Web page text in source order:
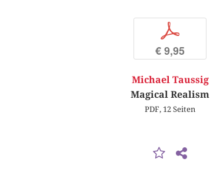
p
€ 9,95
Michael Taussig
Magical Realism
PDF, 12 Seiten